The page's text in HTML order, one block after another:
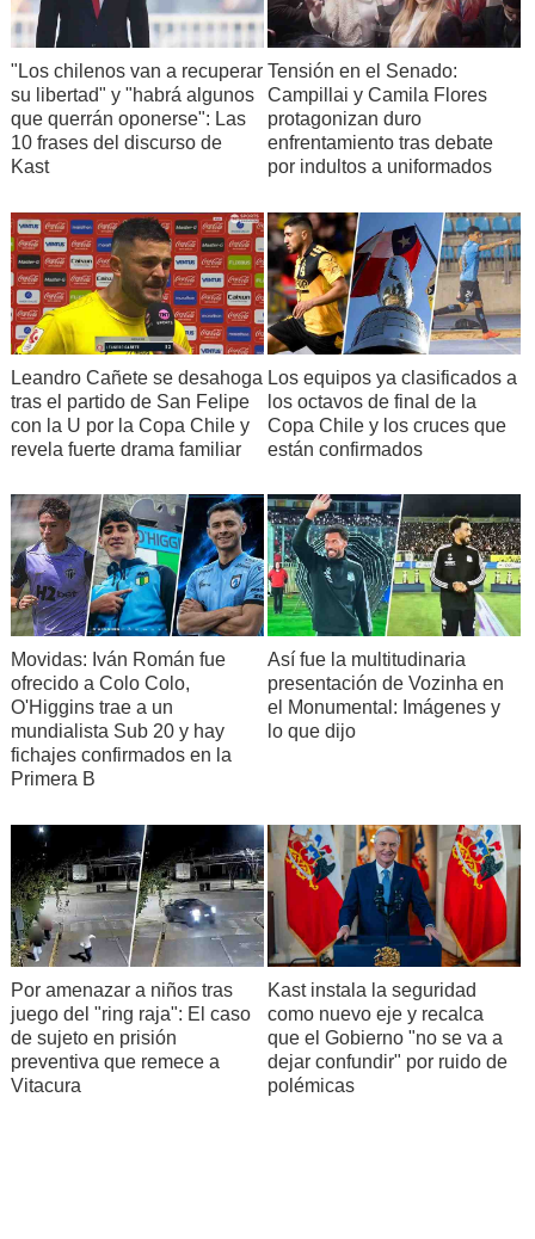
"Los chilenos van a recuperar
su libertad" y "habrá algunos
que querrán oponerse": Las
10 frases del discurso de
Kast
Tensión en el Senado:
Campillai y Camila Flores
protagonizan duro
enfrentamiento tras debate
por indultos a uniformados
Leandro Cañete se desahoga
tras el partido de San Felipe
con la U por la Copa Chile y
revela fuerte drama familiar
Los equipos ya clasificados a
los octavos de final de la
Copa Chile y los cruces que
están confirmados
Movidas: Iván Román fue
ofrecido a Colo Colo,
O'Higgins trae a un
mundialista Sub 20 y hay
fichajes confirmados en la
Primera B
Así fue la multitudinaria
presentación de Vozinha en
el Monumental: Imágenes y
lo que dijo
Por amenazar a niños tras
juego del "ring raja": El caso
de sujeto en prisión
preventiva que remece a
Vitacura
Kast instala la seguridad
como nuevo eje y recalca
que el Gobierno "no se va a
dejar confundir" por ruido de
polémicas